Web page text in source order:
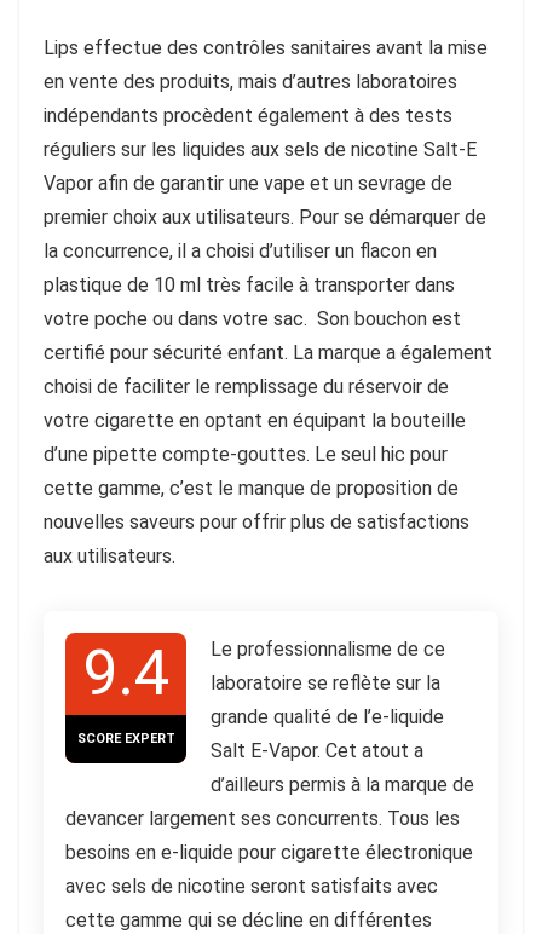
Lips effectue des contrôles sanitaires avant la mise
en vente des produits, mais d’autres laboratoires
indépendants procèdent également à des tests
réguliers sur les liquides aux sels de nicotine Salt-E
Vapor afin de garantir une vape et un sevrage de
premier choix aux utilisateurs. Pour se démarquer de
la concurrence, il a choisi d’utiliser un flacon en
plastique de 10 ml très facile à transporter dans
votre poche ou dans votre sac. Son bouchon est
certifié pour sécurité enfant. La marque a également
choisi de faciliter le remplissage du réservoir de
votre cigarette en optant en équipant la bouteille
d’une pipette compte-gouttes. Le seul hic pour
cette gamme, c’est le manque de proposition de
nouvelles saveurs pour offrir plus de satisfactions
aux utilisateurs.
9.4
SCORE EXPERT
Le professionnalisme de ce
laboratoire se reflète sur la
grande qualité de l’e-liquide
Salt E-Vapor. Cet atout a
d’ailleurs permis à la marque de
devancer largement ses concurrents. Tous les
besoins en e-liquide pour cigarette électronique
avec sels de nicotine seront satisfaits avec
cette gamme qui se décline en différentes